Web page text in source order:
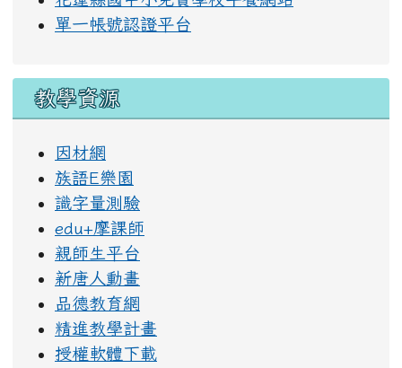
單一帳號認證平台
教學資源
因材網
族語E樂園
識字量測驗
edu+摩課師
親師生平台
新唐人動畫
品德教育網
精進教學計畫
授權軟體下載